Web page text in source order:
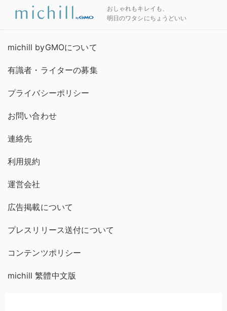
おしゃれもキレイも、
明日のワタシにちょうどいい
michill byGMOについて
有識者・ライターの募集
プライバシーポリシー
お問い合わせ
連絡先
利用規約
運営会社
広告掲載について
プレスリリース送付について
コンテンツポリシー
michill 繁體中文版